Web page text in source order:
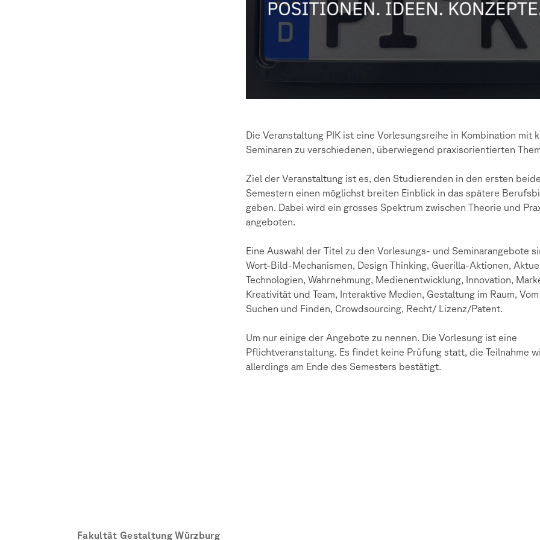
Die Veranstaltung PIK ist eine Vorlesungsreihe in Kombination mit
Seminaren zu verschiedenen, überwiegend praxisorientierten
Ziel der Veranstaltung ist es, den Studierenden in den ersten
Semestern einen möglichst breiten Einblick in das spätere
geben. Dabei wird ein grosses Spektrum zwischen Theorie und
angeboten.
Eine Auswahl der Titel zu den Vorlesungs- und Seminarangebote
Wort-Bild-Mechanismen, Design Thinking, Guerilla-Aktionen,
Technologien, Wahrnehmung, Medienentwicklung, Innovation,
Kreativität und Team, Interaktive Medien, Gestaltung im Raum, Vom
Suchen und Finden, Crowdsourcing, Recht/ Lizenz/Patent.
Um nur einige der Angebote zu nennen. Die Vorlesung ist eine
Pflichtveranstaltung. Es findet keine Prüfung statt, die Teilnahme
allerdings am Ende des Semesters bestätigt.
Fakultät Gestaltung Würzburg